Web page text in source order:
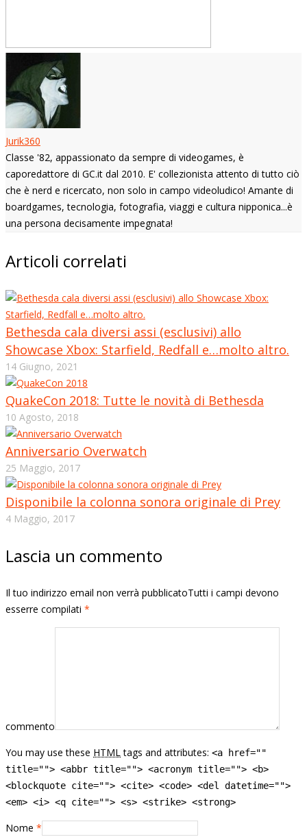
Jurik360
Classe '82, appassionato da sempre di videogames, è
caporedattore di GC.it dal 2010. E' collezionista attento di tutto ciò
che è nerd e ricercato, non solo in campo videoludico! Amante di
boardgames, tecnologia, fotografia, viaggi e cultura nipponica...è
una persona decisamente impegnata!
Articoli correlati
Bethesda cala diversi assi (esclusivi) allo
Showcase Xbox: Starfield, Redfall e…molto altro.
14 Giugno, 2021
QuakeCon 2018: Tutte le novità di Bethesda
10 Agosto, 2018
Anniversario Overwatch
25 Maggio, 2017
Disponibile la colonna sonora originale di Prey
4 Maggio, 2017
Lascia un commento
Il tuo indirizzo email non verrà pubblicatoTutti i campi devono
esserre compilati *
commento
You may use these HTML tags and attributes: <a href=""
title=""> <abbr title=""> <acronym title=""> <b>
<blockquote cite=""> <cite> <code> <del datetime="">
<em> <i> <q cite=""> <s> <strike> <strong>
Nome *